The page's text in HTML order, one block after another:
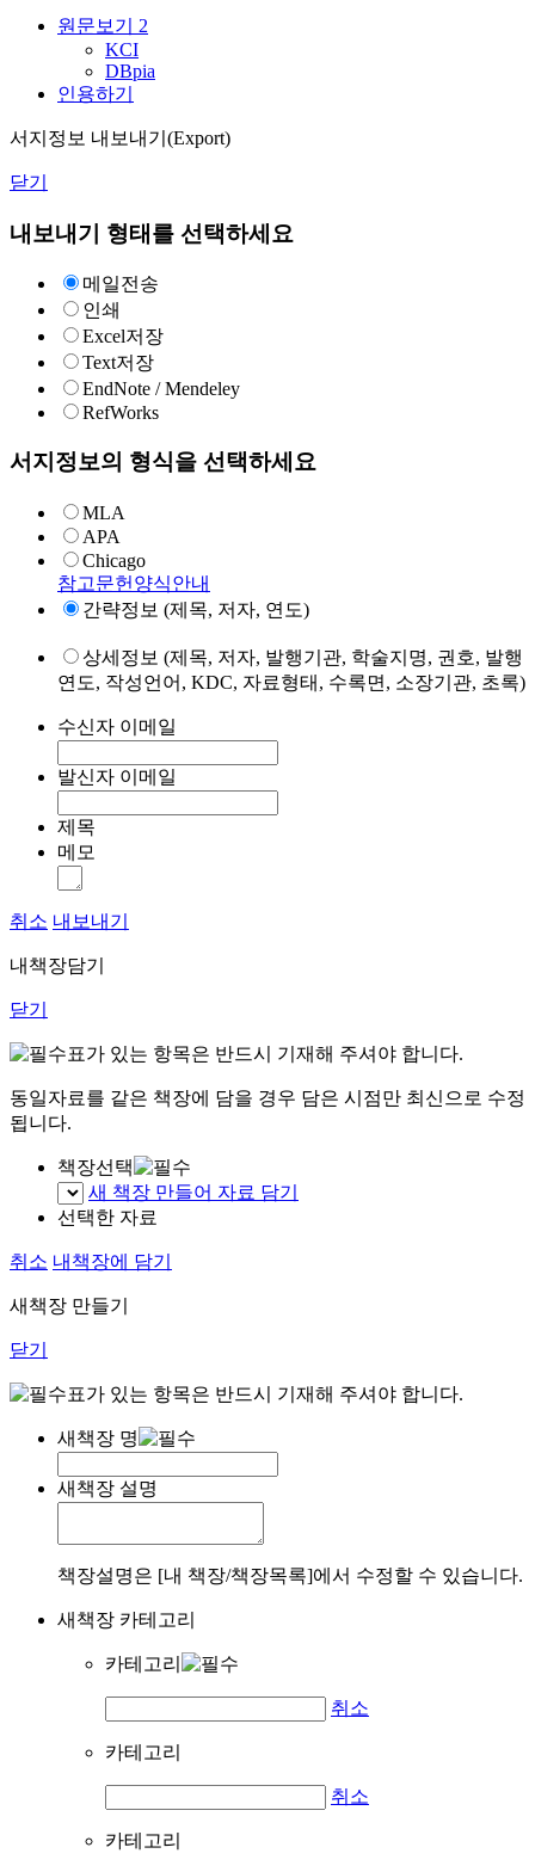
원문보기 2
KCI
DBpia
인용하기
서지정보 내보내기(Export)
닫기
내보내기 형태를 선택하세요
메일전송
인쇄
Excel저장
Text저장
EndNote / Mendeley
RefWorks
서지정보의 형식을 선택하세요
MLA
APA
Chicago
참고문헌양식안내
간략정보 (제목, 저자, 연도)
상세정보 (제목, 저자, 발행기관, 학술지명, 권호, 발행
연도, 작성언어, KDC, 자료형태, 수록면, 소장기관, 초록)
수신자 이메일
발신자 이메일
제목
메모
취소 내보내기
내책장담기
닫기
표가 있는 항목은 반드시 기재해 주셔야 합니다.
동일자료를 같은 책장에 담을 경우 담은 시점만 최신으로 수정
됩니다.
책장선택
새 책장 만들어 자료 담기
선택한 자료
취소 내책장에 담기
새책장 만들기
닫기
표가 있는 항목은 반드시 기재해 주셔야 합니다.
새책장 명
새책장 설명
책장설명은 [내 책장/책장목록]에서 수정할 수 있습니다.
새책장 카테고리
카테고리
취소
카테고리
취소
카테고리